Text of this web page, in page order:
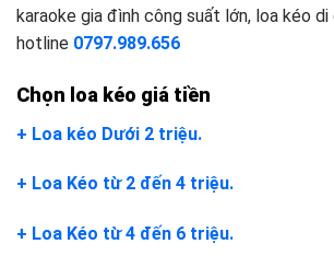
karaoke gia đình công suất lớn, loa kéo
hotline 0797.989.656
Chọn loa kéo giá tiền
+ Loa kéo Dưới 2 triệu.
+ Loa Kéo từ 2 đến 4 triệu.
+ Loa Kéo từ 4 đến 6 triệu.